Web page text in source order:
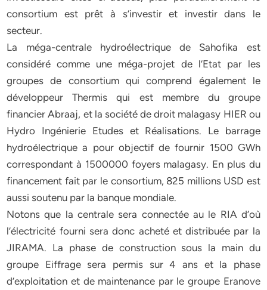
consortium est prêt à s’investir et investir dans le
secteur.
La méga-centrale hydroélectrique de Sahofika est
considéré comme une méga-projet de l’Etat par les
groupes de consortium qui comprend également le
développeur Thermis qui est membre du groupe
financier Abraaj, et la société de droit malagasy HIER ou
Hydro Ingénierie Etudes et Réalisations. Le barrage
hydroélectrique a pour objectif de fournir 1500 GWh
correspondant à 1500000 foyers malagasy. En plus du
financement fait par le consortium, 825 millions USD est
aussi soutenu par la banque mondiale.
Notons que la centrale sera connectée au le RIA d’où
l’électricité fourni sera donc acheté et distribuée par la
JIRAMA. La phase de construction sous la main du
groupe Eiffrage sera permis sur 4 ans et la phase
d’exploitation et de maintenance par le groupe Eranove